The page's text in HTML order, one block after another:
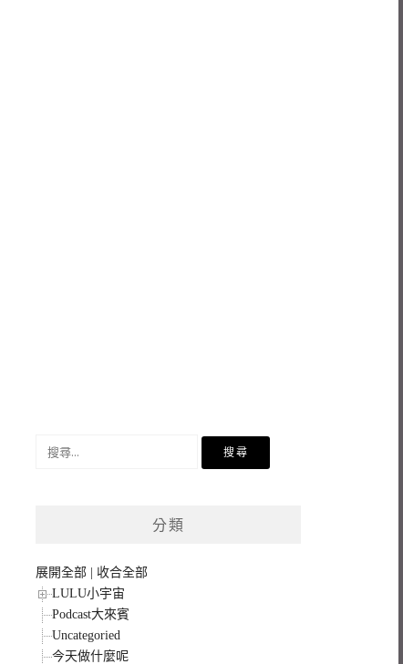
分類
展開全部
收合全部
LULU小宇宙
Podcast大來賓
Uncategoried
今天做什麼呢